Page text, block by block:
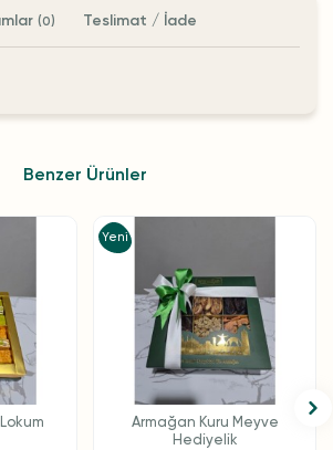
(0) Teslimat / İade
Benzer Ürünler
Yeni
Armağan Kuru Meyve
Hediyelik